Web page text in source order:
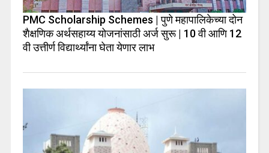
PMC Scholarship Schemes | पुणे महापालिकेच्या दोन
शैक्षणिक अर्थसहाय्य योजनांसाठी अर्ज सुरू | 10 वी आणि 12
वी उत्तीर्ण विद्यार्थ्यांना घेता येणार लाभ